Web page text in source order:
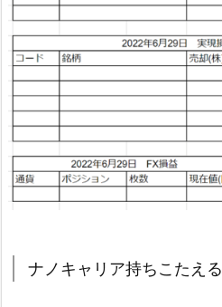
ナノキャリア持ちこたえる